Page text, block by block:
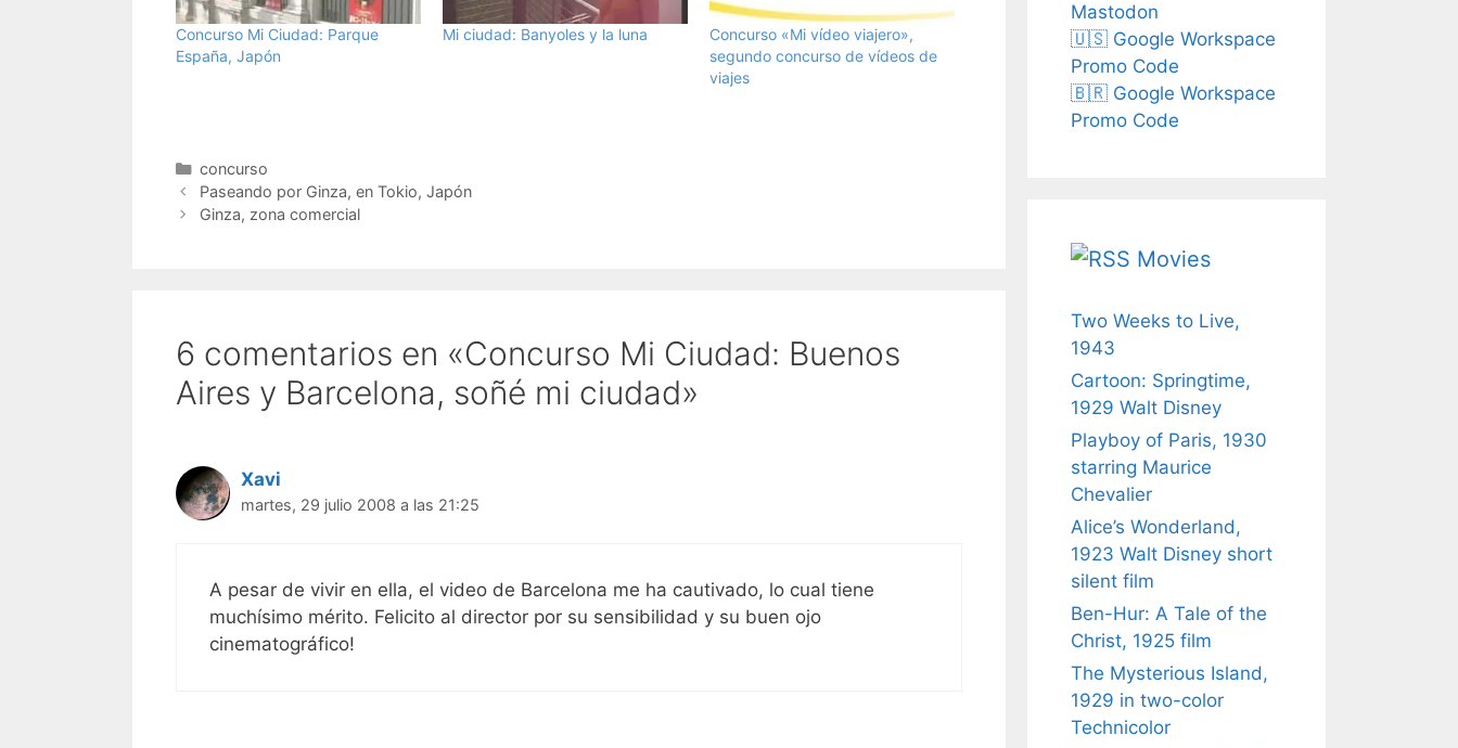
Concurso Mi Ciudad: Parque
España, Japón
Mi ciudad: Banyoles y la luna
Concurso «Mi vídeo viajero»,
segundo concurso de vídeos de
viajes
Categorías
concurso
Paseando por Ginza, en Tokio, Japón
Ginza, zona comercial
6 comentarios en «Concurso Mi Ciudad: Buenos
Aires y Barcelona, soñé mi ciudad»
Xavi
martes, 29 julio 2008 a las 21:25
A pesar de vivir en ella, el video de Barcelona me ha cautivado, lo cual tiene
muchísimo mérito. Felicito al director por su sensibilidad y su buen ojo
cinematográfico!
Mastodon
🇺🇸 Google Workspace
Promo Code
🇧🇷 Google Workspace
Promo Code
Movies
Two Weeks to Live,
1943
Cartoon: Springtime,
1929 Walt Disney
Playboy of Paris, 1930
starring Maurice
Chevalier
Alice’s Wonderland,
1923 Walt Disney short
silent film
Ben-Hur: A Tale of the
Christ, 1925 film
The Mysterious Island,
1929 in two-color
Technicolor